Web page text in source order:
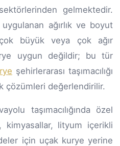
gelmektedir.
uygulanan ağırlık ve boyut
çok büyük veya çok ağır
uygun değildir; bu tür
şehirlerarası taşımacılığı
çözümleri değerlendirilir.
taşımacılığında özel
kimyasallar, lityum içerikli
için uçak kurye yerine